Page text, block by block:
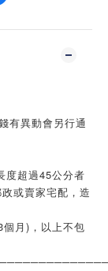
有異動會另行通
度超過45公分者
或賣家宅配，造
月)，以上不包